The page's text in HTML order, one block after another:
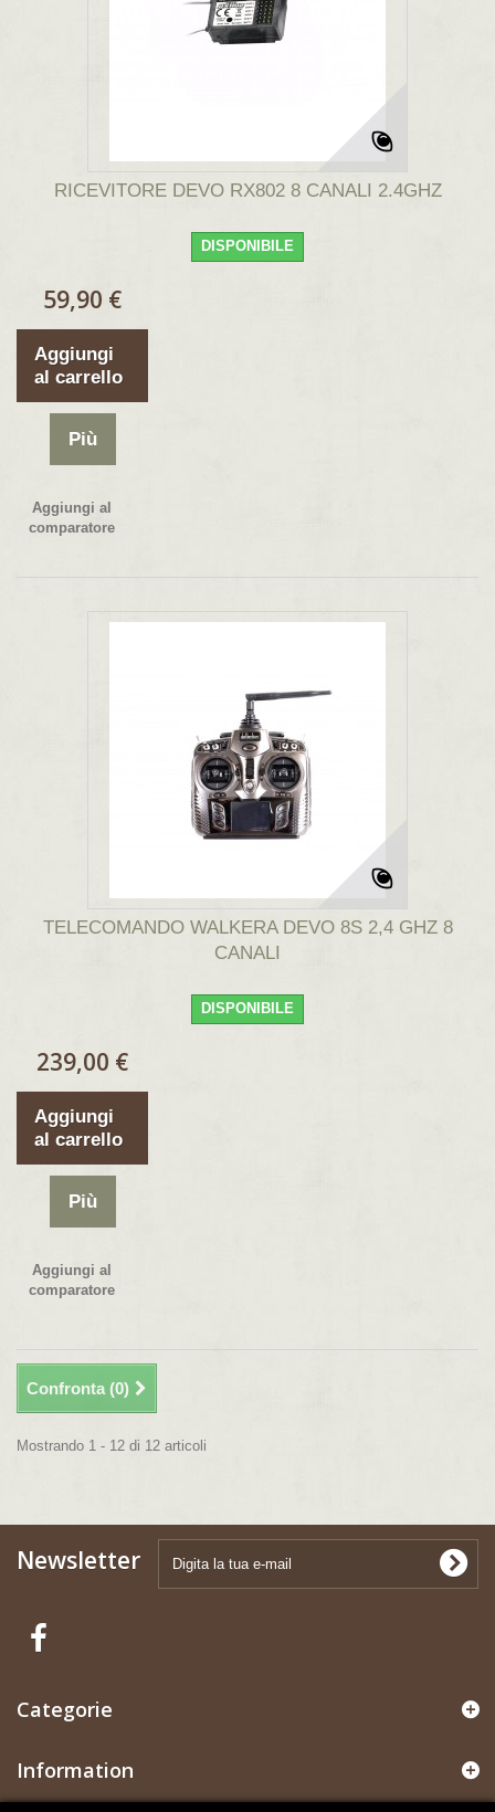
RICEVITORE DEVO RX802 8 CANALI 2.4GHZ
DISPONIBILE
59,90 €
Aggiungi
al carrello
Più
Aggiungi al
comparatore
TELECOMANDO WALKERA DEVO 8S 2,4 GHZ 8
CANALI
DISPONIBILE
239,00 €
Aggiungi
al carrello
Più
Aggiungi al
comparatore
Confronta (0)
Mostrando 1 - 12 di 12 articoli
Newsletter
Categorie
Information